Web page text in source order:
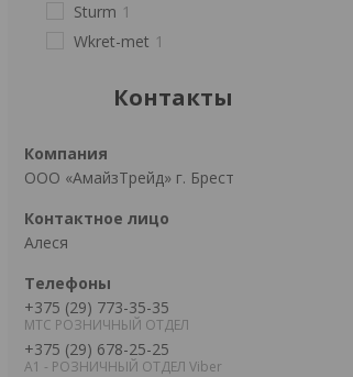
Sturm 1
Wkret-met 1
Контакты
ООО «АмайзТрейд» г. Брест
Алеся
+375 (29) 773-35-35
МТС РОЗНИЧНЫЙ ОТДЕЛ
+375 (29) 678-25-25
А1 - РОЗНИЧНЫЙ ОТДЕЛ Viber